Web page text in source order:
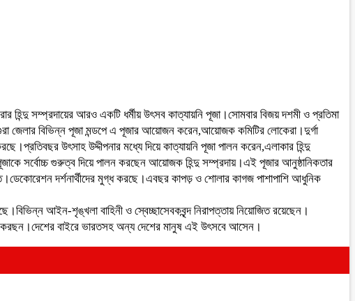
হিন্দু সম্প্রদায়ের আরও একটি ধর্মীয় উৎসব কাত্যায়নি পূজা।সোমবার বিজয় দশমী ও প্রতিমা
জেলার বিভিন্ন পূজা মন্ডপে এ পূজার আয়োজন করেন,আয়োজক কমিটির লোকেরা।দুর্গা
উৎসাহ উদ্দীপনার মধ্যে দিয়ে কাত্যায়নি পূজা পালন করেন,এলাকার হিন্দু
পূজাকে সর্বোচ্চ গুরুত্ব দিয়ে পালন করছেন আয়োজক হিন্দু সম্প্রদায়।এই পূজার আনুষ্ঠানিকতার
দর্শনার্থীদের মুগ্ধ করছে।এবছর কাপড় ও শোলার কাগজ পাশাপাশি আধুনিক
আইন-শৃঙ্খলা বাহিনী ও স্বেচ্ছাসেবকবৃন্দ নিরাপত্তায় নিয়োজিত রয়েছেন।
ভিড় করছন।দেশের বাইরে ভারতসহ অন্য দেশের মানুষ এই উৎসবে আসেন।